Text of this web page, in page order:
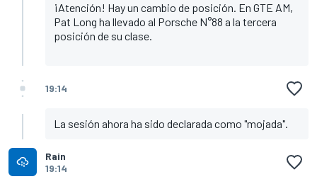
¡Atención! Hay un cambio de posición. En GTE AM,
Pat Long ha llevado al Porsche N°88 a la tercera
posición de su clase.
19:14
La sesión ahora ha sido declarada como "mojada".
Rain
19:14